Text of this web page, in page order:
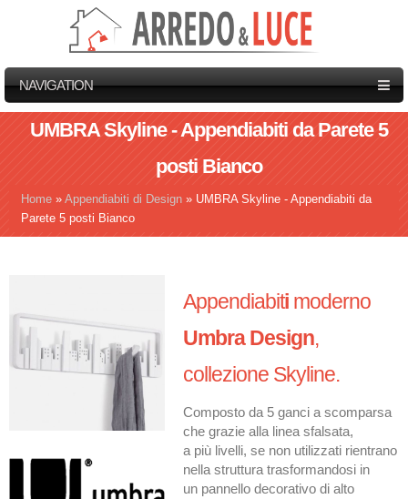
NAVIGATION
UMBRA Skyline - Appendiabiti da Parete 5
posti Bianco
Tu sei qui
Home » Appendiabiti di Design » UMBRA Skyline - Appendiabiti da
Parete 5 posti Bianco
Appendiabiti moderno
Umbra Design,
collezione Skyline.
Composto da 5 ganci a scomparsa
che grazie alla linea sfalsata,
a più livelli, se non utilizzati rientrano
nella struttura trasformandosi in
un pannello decorativo di alto